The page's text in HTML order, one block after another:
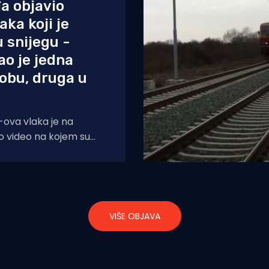
objavio
koji je
snijegu -
je jedna
druga u
vlaka je na
video na kojem su
VIŠE OBJAVA